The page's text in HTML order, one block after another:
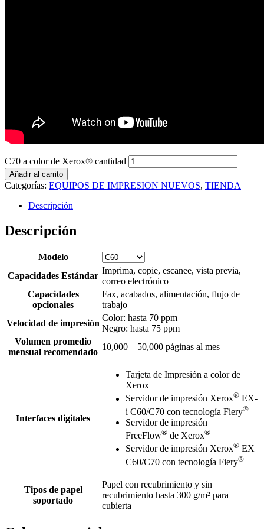
C70 a color de Xerox® cantidad
Añadir al carrito
Categorías: EQUIPOS DE IMPRESION NUEVOS, TIENDA
Descripción
Descripción
Modelo
Capacidades Estándar
Imprima, copie, escanee, vista previa,
correo electrónico
Capacidades
opcionales
Fax, acabados, alimentación, flujo de
trabajo
Velocidad de impresión
Color: hasta 70 ppm
Negro: hasta 75 ppm
Volumen promedio
mensual recomendado
10,000 – 50,000 páginas al mes
Interfaces digitales
Tarjeta de Impresión a color de
Xerox
Servidor de impresión Xerox® EX-
i C60/C70 con tecnología Fiery®
Servidor de impresión
FreeFlow® de Xerox®
Servidor de impresión Xerox® EX
C60/C70 con tecnología Fiery®
Tipos de papel
soportado
Papel con recubrimiento y sin
recubrimiento hasta 300 g/m² para
cubierta